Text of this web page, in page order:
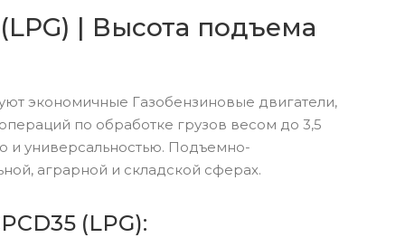
| Высота подъема
экономичные Газобензиновые двигатели,
по обработке грузов весом до 3,5
и универсальностью. Подъемно-
аграрной и складской сферах.
(LPG):